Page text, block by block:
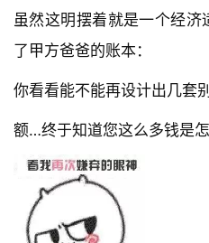
虽然这明摆着就是一个经
了甲方爸爸的账本：
你看看能不能再设计出几套
额…终于知道您这么多钱是